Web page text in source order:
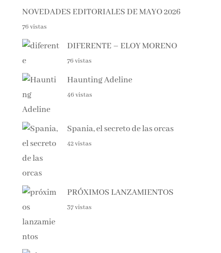
NOVEDADES EDITORIALES DE MAYO 2026
76 vistas
DIFERENTE – ELOY MORENO
76 vistas
Haunting Adeline
46 vistas
Spania, el secreto de las orcas
42 vistas
PRÓXIMOS LANZAMIENTOS
37 vistas